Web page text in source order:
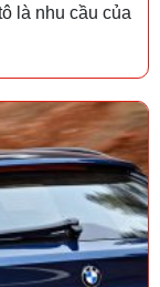
là nhu cầu của